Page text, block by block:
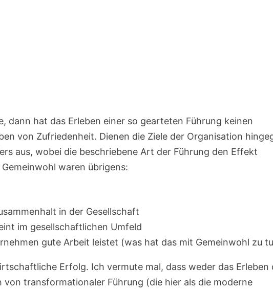
dann hat das Erleben einer so gearteten Führung keinen
von Zufriedenheit. Dienen die Ziele der Organisation
aus, wobei die beschriebene Art der Führung den Effekt
waren übrigens:
in der Gesellschaft
im gesellschaftlichen Umfeld
gute Arbeit leistet (was hat das mit Gemeinwohl zu
Erfolg. Ich vermute mal, dass weder das Erleben
transformationaler Führung (die hier als die moderne